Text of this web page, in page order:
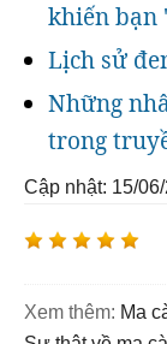
khiến bạn
Lịch sử
Những
trong
Cập nhật: 15/
Xem thêm: ma